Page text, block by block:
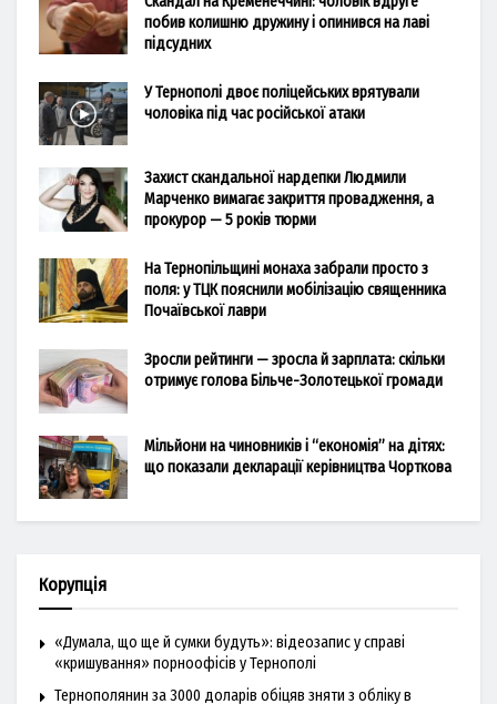
побив колишню дружину і опинився на лаві
підсудних
У Тернополі двоє поліцейських врятували
чоловіка під час російської атаки
Захист скандальної нардепки Людмили
Марченко вимагає закриття провадження, а
прокурор — 5 років тюрми
На Тернопільщині монаха забрали просто з
поля: у ТЦК пояснили мобілізацію священника
Почаївської лаври
Зросли рейтинги — зросла й зарплата: скільки
отримує голова Більче-Золотецької громади
Мільйони на чиновників і “економія” на дітях:
що показали декларації керівництва Чорткова
Корупція
«Думала, що ще й сумки будуть»: відеозапис у справі
«кришування» порноофісів у Тернополі
Тернополянин за 3000 доларів обіцяв зняти з обліку в